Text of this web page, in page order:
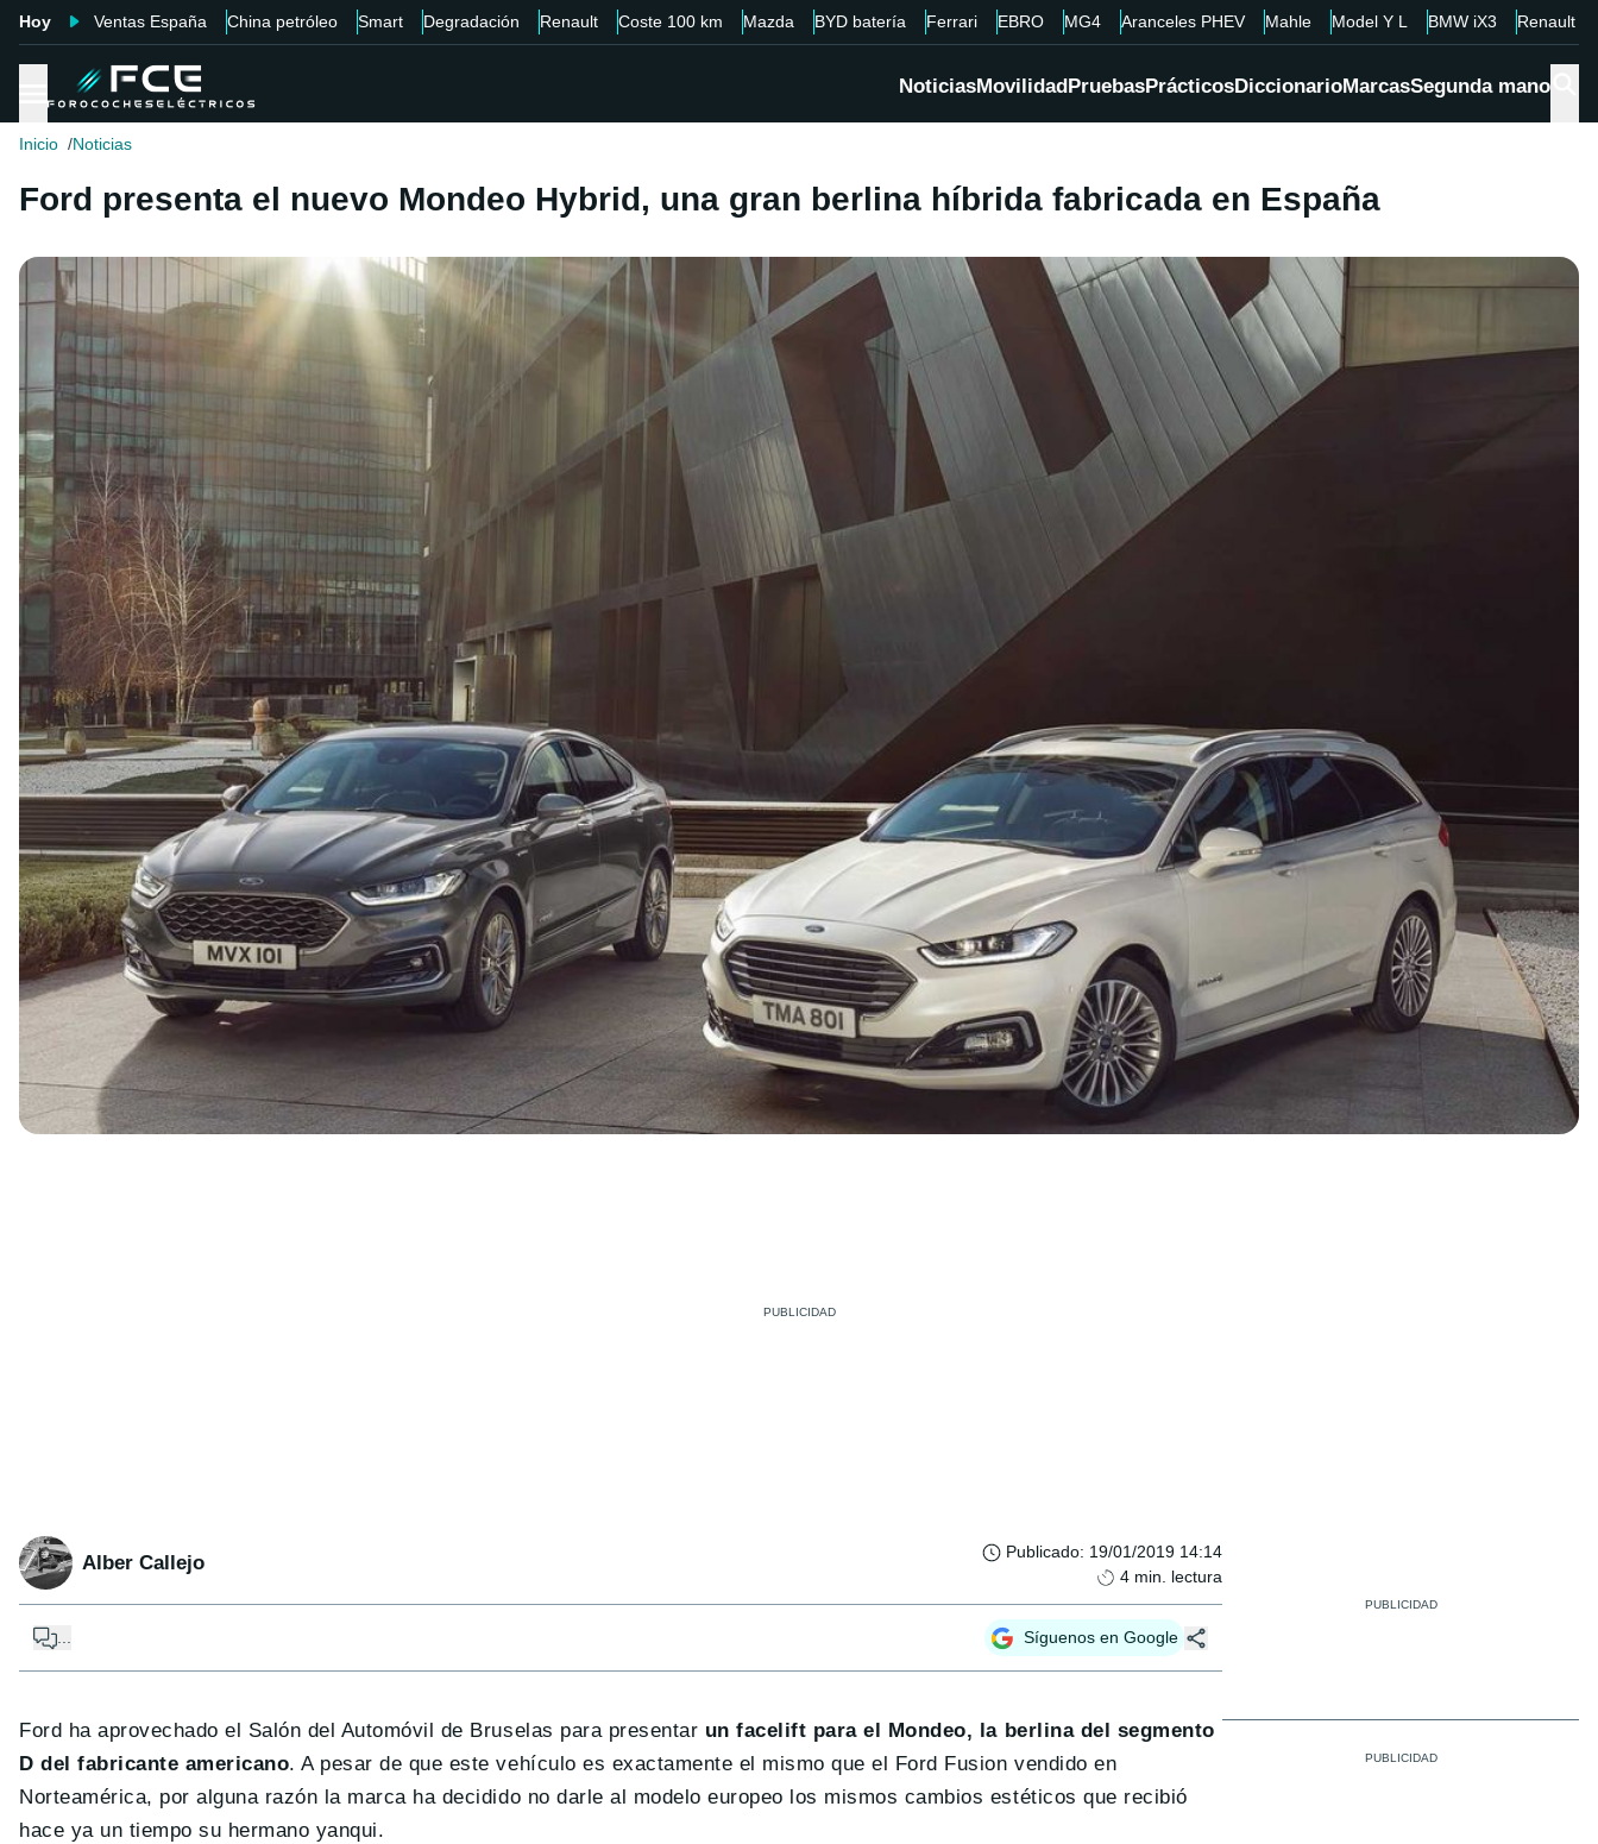
Hoy Ventas España China petróleo Smart Degradación Renault Coste 100 km Mazda BYD batería Ferrari EBRO MG4 Aranceles PHEV Mahle Model Y L BMW iX3 Renault
NoticiasMovilidadPruebasPrácticosDiccionarioMarcasSegunda mano
Inicio Noticias
Ford presenta el nuevo Mondeo Hybrid, una gran berlina híbrida fabricada en España
Alber Callejo Publicado: 19/01/2019 14:14
4 min. lectura
... Síguenos en Google
Ford ha aprovechado el Salón del Automóvil de Bruselas para presentar un facelift para el Mondeo, la berlina del segmento
D del fabricante americano. A pesar de que este vehículo es exactamente el mismo que el Ford Fusion vendido en
Norteamérica, por alguna razón la marca ha decidido no darle al modelo europeo los mismos cambios estéticos que recibió
hace ya un tiempo su hermano yanqui.